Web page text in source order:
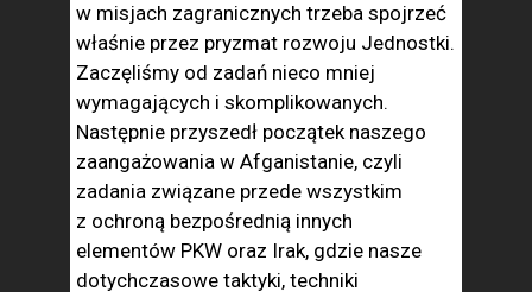
w misjach zagranicznych trzeba spojrzeć
właśnie przez pryzmat rozwoju Jednostki.
Zaczęliśmy od zadań nieco mniej
wymagających i skomplikowanych.
Następnie przyszedł początek naszego
zaangażowania w Afganistanie, czyli
zadania związane przede wszystkim
z ochroną bezpośrednią innych
elementów PKW oraz Irak, gdzie nasze
dotychczasowe taktyki, techniki